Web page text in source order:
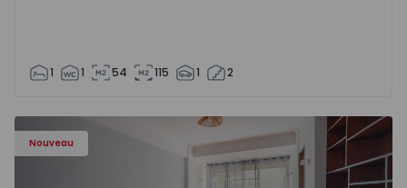
1 1 54 115 1 2
Nouveau
Appartement T5 Lisboa, Olivais - 1575717 - 6